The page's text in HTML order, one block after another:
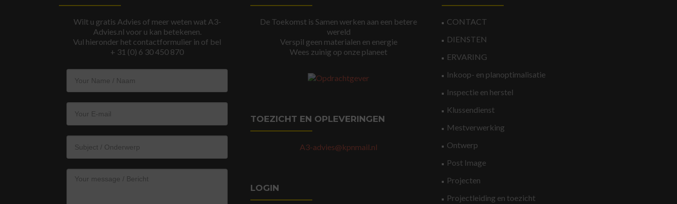
Wilt u gratis Advies of meer weten wat A3-
Advies.nl voor u kan betekenen.
Vul hieronder het contactformulier in of bel
+ 31 (0) 6 30 450 870
De Toekomst is Samen werken aan een betere
wereld
Verspil geen materialen en energie
Wees zuinig op onze planeet
TOEZICHT EN OPLEVERINGEN
A3-advies@kpnmail.nl
LOGIN
CONTACT
DIENSTEN
ERVARING
Inkoop- en planoptimalisatie
Inspectie en herstel
Klussendienst
Mestverwerking
Ontwerp
Post Image
Projecten
Projectleiding en toezicht